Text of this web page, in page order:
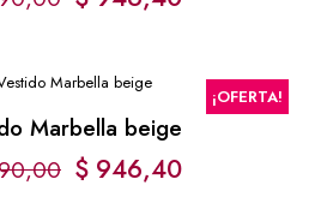
¡OFERTA!
Marbella beige
$ 946,40